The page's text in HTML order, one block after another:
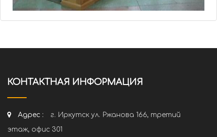
КОНТАКТНАЯ ИНФОРМАЦИЯ
Адрес :
г. Иркутск ул. Ржанова 166, третий
этаж, офис 301